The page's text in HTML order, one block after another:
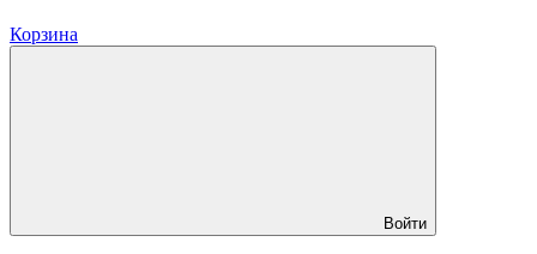
Корзина
Войти